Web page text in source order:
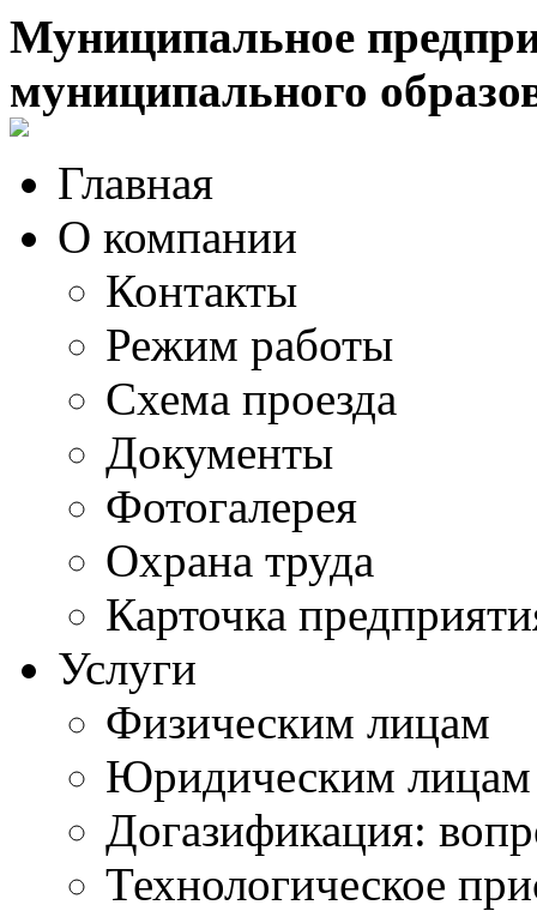
Муниципальное
муниципального
Главная
О компании
Контакты
Режим работы
Схема проезда
Документы
Фотогалерея
Охрана труда
Карточка
Услуги
Физическим лицам
Юридическим лицам
Догазификация:
Технологическое